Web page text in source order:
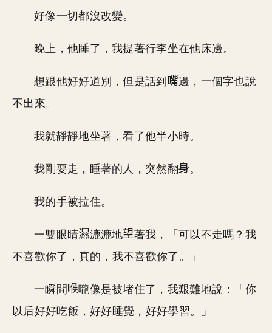
好像一切都沒改變。
晚上，他睡了，我提著行李坐在他床邊。
想跟他好好道別，但是話到
邊，一個字也說
不出來。
我就靜靜地坐著，看了他半小時。
我剛要走，睡著的人，突然翻 。
我的手被拉住。
一雙眼睛 漉漉地
著我，「可以不走嗎？我
不喜歡你了，真的，我不喜歡你了。」
一瞬間
嚨像是被堵住了，我艱難地說：「你
以后好好吃飯，好好睡覺，好好學習。」